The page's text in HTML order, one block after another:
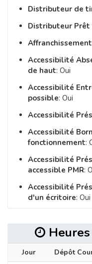
Distributeur de
Distributeur Prêt
Accessibilité
de haut: Oui
Accessibilité
possible: Oui
Accessibilité
Accessibilité
fonctionnement:
Accessibilité
accessible PMR:
Accessibilité
d'un écritoire: Oui
Jour Dépôt